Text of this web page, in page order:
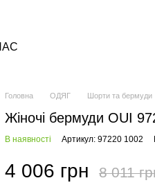
Головна ОДЯГ Шорти та бермуди
Жіночі бермуди OUI
В наявності Артикул: 97220 1002
4 006 грн 8 011